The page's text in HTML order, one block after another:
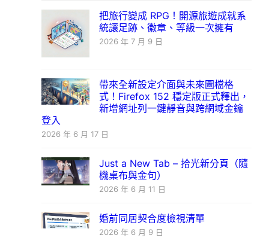
把旅行變成 RPG！開源旅遊成就系
統讓足跡、徽章、等級一次擁有
2026 年 7 月 9 日
帶來全新設定介面與未來圖檔格
式！Firefox 152 穩定版正式釋出，
新增網址列一鍵靜音與跨網域金鑰
登入
2026 年 6 月 17 日
Just a New Tab – 拾光新分頁（隨
機桌布與金句）
2026 年 6 月 11 日
婚前同居契合度檢視清單
2026 年 6 月 9 日